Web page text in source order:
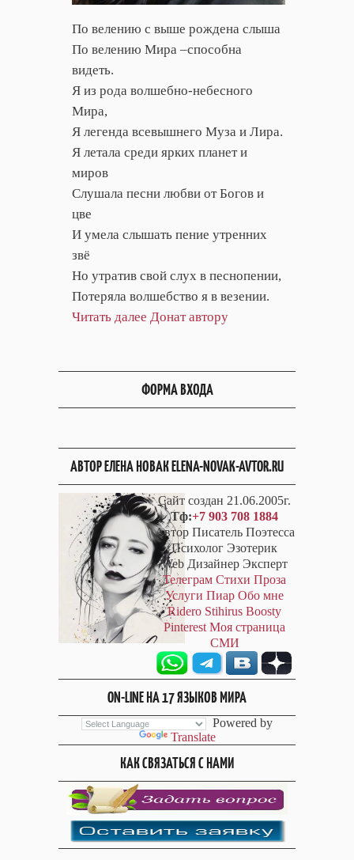
По велению с выше рождена слыша
По велению Мира –способна
видеть.
Я из рода волшебно-небесного
Мира,
Я легенда всевышнего Муза и Лира.
Я летала среди ярких планет и
миров
Слушала песни любви от Богов и
цве
И умела слышать пение утренних
звё
Но утратив свой слух в песнопении,
Потеряла волшебство я в везении.
Читать далее Донат автору
ФОРМА ВХОДА
АВТОР ЕЛЕНА НОВАК ELENA-NOVAK-AVTOR.RU
Сайт создан 21.06.2005г.
Тф:+7 903 708 1884
Автор Писатель Поэтесса
Психолог Эзотерик
Web Дизайнер Эксперт
Телеграм Стихи Проза
Услуги Пиар Обо мне
Ridero Stihirus Boosty
Pinterest Моя страница
СМИ
ON-LINE НА 17 ЯЗЫКОВ МИРА
Powered by
Translate
КАК СВЯЗАТЬСЯ С НАМИ